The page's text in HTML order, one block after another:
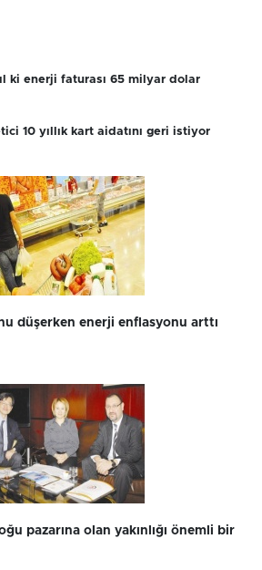
ki enerji faturası 65 milyar dolar
10 yıllık kart aidatını geri istiyor
düşerken enerji enflasyonu arttı
pazarına olan yakınlığı önemli bir